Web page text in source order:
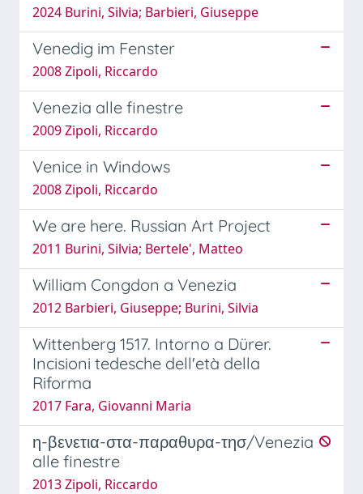
2024 Burini, Silvia; Barbieri, Giuseppe
Venedig im Fenster
2008 Zipoli, Riccardo
Venezia alle finestre
2009 Zipoli, Riccardo
Venice in Windows
2008 Zipoli, Riccardo
We are here. Russian Art Project
2011 Burini, Silvia; Bertele', Matteo
William Congdon a Venezia
2012 Barbieri, Giuseppe; Burini, Silvia
Wittenberg 1517. Intorno a Dürer.
Incisioni tedesche dell'età della
Riforma
2017 Fara, Giovanni Maria
η-βενετια-στα-παραθυρα-τησ/Venezia
alle finestre
2013 Zipoli, Riccardo